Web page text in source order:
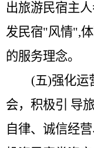
出旅游民宿主
发民宿"风情",
的服务理念。
(五)强化运
会，积极引
导
自律、诚信经